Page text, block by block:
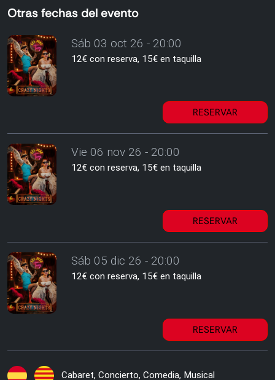
Otras fechas del evento
Sáb 03 oct 26 - 20:00
12€ con reserva, 15€ en taquilla
RESERVAR
Vie 06 nov 26 - 20:00
12€ con reserva, 15€ en taquilla
RESERVAR
Sáb 05 dic 26 - 20:00
12€ con reserva, 15€ en taquilla
RESERVAR
Cabaret, Concierto, Comedia, Musical